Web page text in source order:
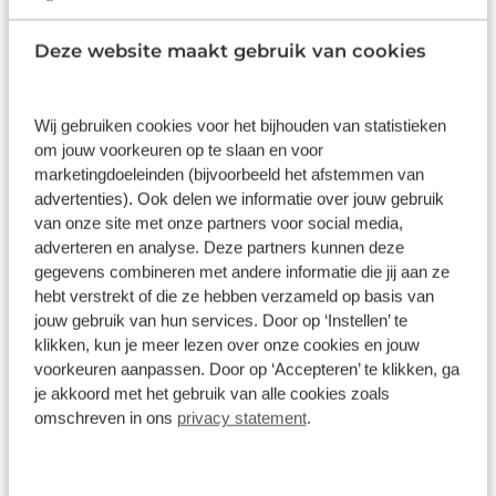
Deze website maakt gebruik van cookies
Wij gebruiken cookies voor het bijhouden van statistieken
om jouw voorkeuren op te slaan en voor
marketingdoeleinden (bijvoorbeeld het afstemmen van
advertenties). Ook delen we informatie over jouw gebruik
van onze site met onze partners voor social media,
adverteren en analyse. Deze partners kunnen deze
gegevens combineren met andere informatie die jij aan ze
hebt verstrekt of die ze hebben verzameld op basis van
jouw gebruik van hun services. Door op ‘Instellen’ te
klikken, kun je meer lezen over onze cookies en jouw
voorkeuren aanpassen. Door op ‘Accepteren’ te klikken, ga
je akkoord met het gebruik van alle cookies zoals
omschreven in ons privacy statement.
SRAM S1000 Eagle AXS Tranmission
Op voorraad
1/5
Scott Spark RC Comp 2025
Carbon 1x12 versnellingen SRAM NX Eagle
€ 3.999,00
Op voorraad
1 /12
Scott Spark RC Pro 2026